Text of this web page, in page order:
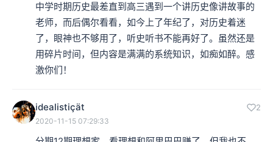
中学时期历史最差直到高三遇到一个讲历史像讲故事的
老师，而后偶尔看看，如今上了年纪了，对历史着迷
了，眼神也不够用了，听史听书不能再好了。虽然还是
用碎片时间，但内容是满满的系统知识，如痴如醉。感
激你们！
idealistiçät 2
2020-11-15 07:29:33